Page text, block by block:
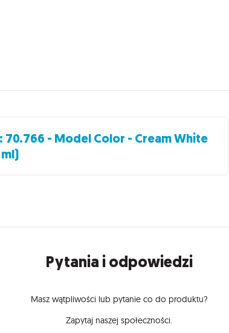
70.766 - Model Color - Cream White
Pytania i odpowiedzi
Masz wątpliwości lub pytanie co do produktu?
Zapytaj naszej społeczności.